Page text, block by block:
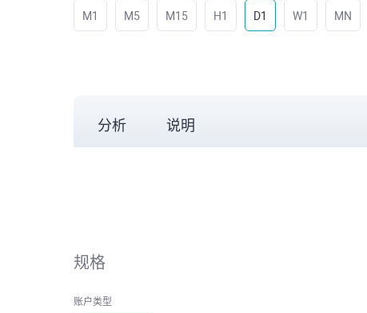
M1 M5 M15 H1 D1 W1 MN
分析 说明
规格
账户类型